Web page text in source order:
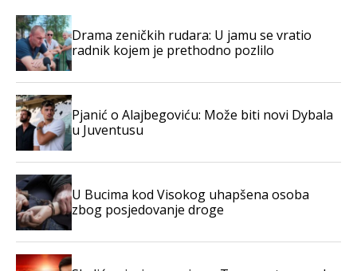
Drama zeničkih rudara: U jamu se vratio
radnik kojem je prethodno pozlilo
Pjanić o Alajbegoviću: Može biti novi Dybala
u Juventusu
U Bucima kod Visokog uhapšena osoba
zbog posjedovanje droge